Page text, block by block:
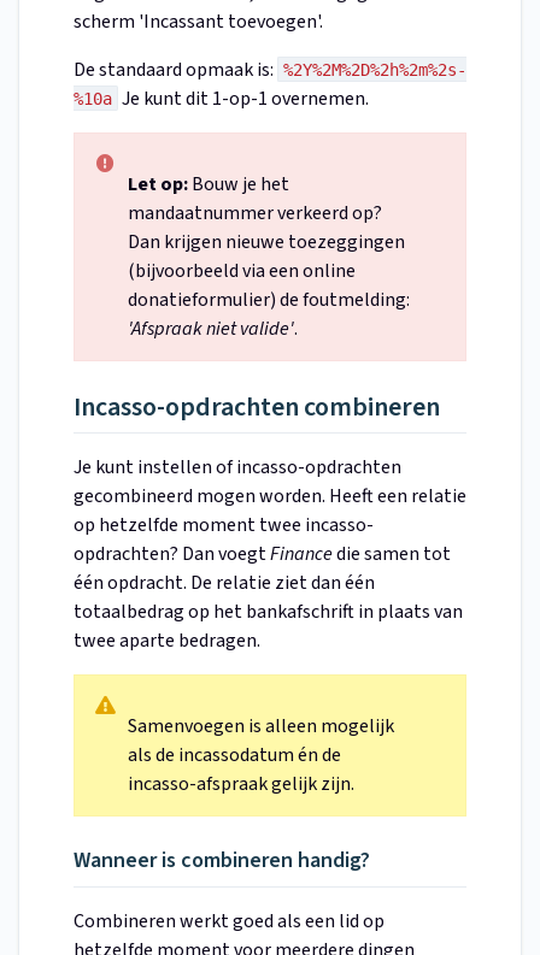
scherm 'Incassant toevoegen'.
De standaard opmaak is: %2Y%2M%2D%2h%2m%2s-
%10a Je kunt dit 1-op-1 overnemen.
Let op:Bouw je het
mandaatnummer verkeerd op?
Dan krijgen nieuwe toezeggingen
(bijvoorbeeld via een online
donatieformulier) de foutmelding:
'Afspraak niet valide'.
Incasso-opdrachten combineren
Je kunt instellen of incasso-opdrachten
gecombineerd mogen worden. Heeft een relatie
op hetzelfde moment twee incasso-
opdrachten? Dan voegtFinancedie samen tot
één opdracht. De relatie ziet dan één
totaalbedrag op het bankafschrift in plaats van
twee aparte bedragen.
Samenvoegen is alleen mogelijk
als de incassodatum én de
incasso-afspraak gelijk zijn.
Wanneer is combineren handig?
Combineren werkt goed als een lid op